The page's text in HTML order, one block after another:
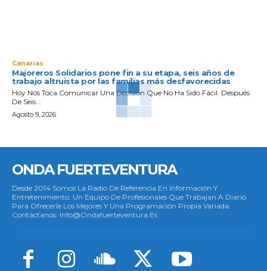
Canarias
Majoreros Solidarios pone fin a su etapa, seis años de
trabajo altruista por las familias más desfavorecidas
Hoy Nos Toca Comunicar Una Decisión Que No Ha Sido Fácil: Después
De Seis...
Agosto 9, 2026
ONDA FUERTEVENTURA
Desde 2014 Somos La Radio De Referencia En Información Y
Entretenimiento. Un Equipo De Profesionales Que Trabajan A Diario
Para Ofrecerle Los Mejores Y Una Programación Propia Variada.
Contáctanos: Info@ondafuerteventura.es